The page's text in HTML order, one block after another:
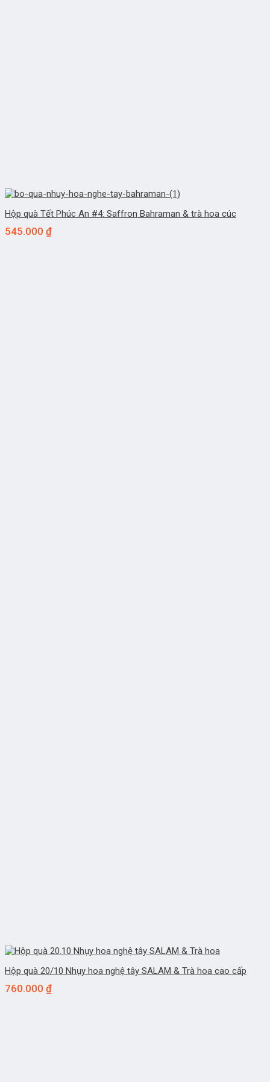
Hộp quà Tết Phúc An #4: Saffron Bahraman & trà hoa cúc
545.000 ₫
Hộp quà 20/10 Nhụy hoa nghệ tây SALAM & Trà hoa cao cấp
760.000 ₫